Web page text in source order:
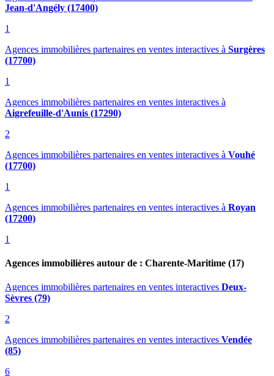
Jean-d'Angély (17400)
1
Agences immobilières partenaires en ventes interactives à Surgères
(17700)
1
Agences immobilières partenaires en ventes interactives à
Aigrefeuille-d'Aunis (17290)
2
Agences immobilières partenaires en ventes interactives à Vouhé
(17700)
1
Agences immobilières partenaires en ventes interactives à Royan
(17200)
1
Agences immobilières autour de : Charente-Maritime (17)
Agences immobilières partenaires en ventes interactives Deux-
Sèvres (79)
2
Agences immobilières partenaires en ventes interactives Vendée
(85)
6